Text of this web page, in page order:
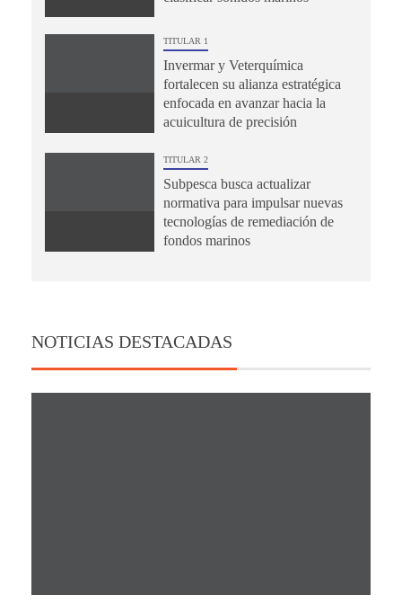
TITULAR 1
Invermar y Veterquímica
fortalecen su alianza estratégica
enfocada en avanzar hacia la
acuicultura de precisión
TITULAR 2
Subpesca busca actualizar
normativa para impulsar nuevas
tecnologías de remediación de
fondos marinos
NOTICIAS DESTACADAS